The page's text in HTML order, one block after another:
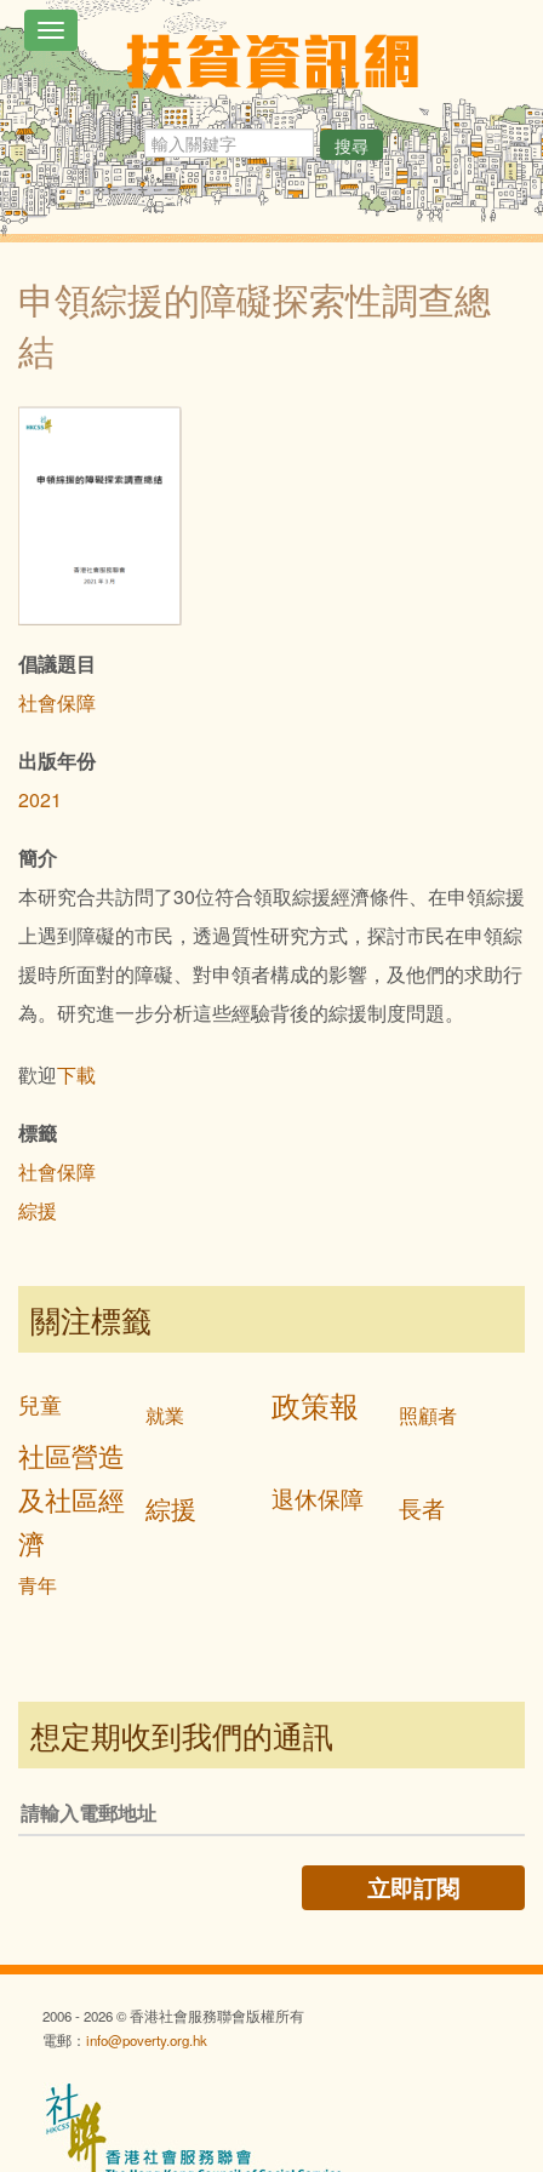
移
至
主
內
容
Toggle
navigation
搜尋
申領綜援的障礙探索性調查總
結
倡議題目
社會保障
出版年份
2021
簡介
本研究合共訪問了30位符合領取綜援經濟條件、在申領綜援
上遇到障礙的市民，透過質性研究方式，探討市民在申領綜
援時所面對的障礙、對申領者構成的影響，及他們的求助行
為。研究進一步分析這些經驗背後的綜援制度問題。
歡迎下載
標籤
社會保障
綜援
關注標籤
兒童 就業 政策報 照顧者
社區營造
及社區經
濟
綜援 退休保障 長者
青年
想定期收到我們的通訊
2006 - 2026 © 香港社會服務聯會版權所有
電郵： info@poverty.org.hk